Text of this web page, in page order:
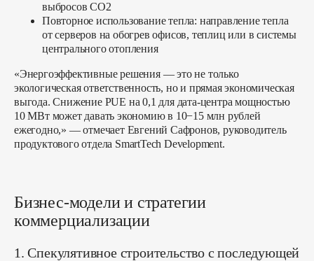
выбросов CO2
Повторное использование тепла: направление тепла
от серверов на обогрев офисов, теплиц или в системы
центрального отопления
«Энергоэффективные решения — это не только
экологическая ответственность, но и прямая экономическая
выгода. Снижение PUE на 0,1 для дата-центра мощностью
10 МВт может давать экономию в 10−15 млн рублей
ежегодно,» — отмечает Евгений Сафронов, руководитель
продуктового отдела SmartTech Development.
Бизнес-модели и стратегии
коммерциализации
1. Спекулятивное строительство с последующей